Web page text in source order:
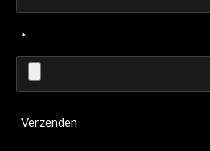
*
Verzenden